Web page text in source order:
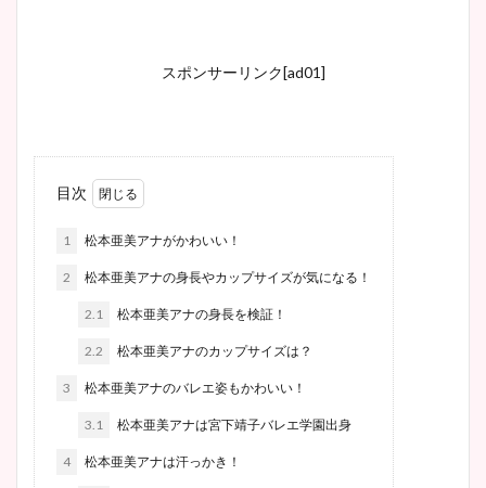
スポンサーリンク[ad01]
目次
1 松本亜美アナがかわいい！
2 松本亜美アナの身長やカップサイズが気になる！
2.1 松本亜美アナの身長を検証！
2.2 松本亜美アナのカップサイズは？
3 松本亜美アナのバレエ姿もかわいい！
3.1 松本亜美アナは宮下靖子バレエ学園出身
4 松本亜美アナは汗っかき！